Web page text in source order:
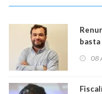
basta
08